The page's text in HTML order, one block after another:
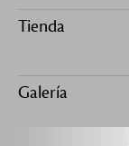
Tienda
Galería